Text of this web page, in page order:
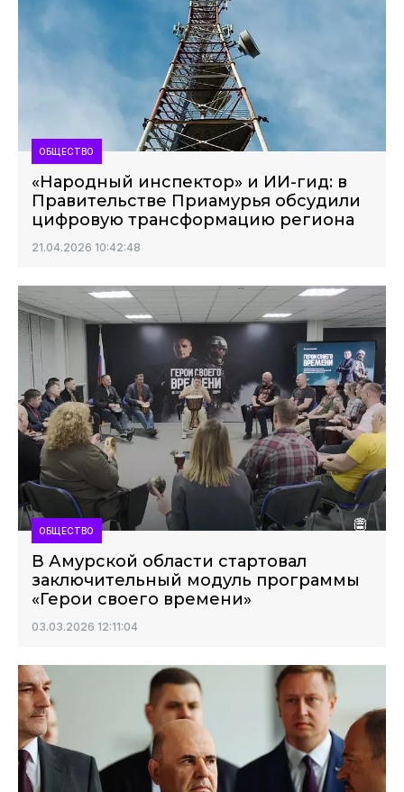
ОБЩЕСТВО
«Народный инспектор» и ИИ-гид: в
Правительстве Приамурья обсудили
цифровую трансформацию региона
21.04.2026 10:42:48
ОБЩЕСТВО
В Амурской области стартовал
заключительный модуль программы
«Герои своего времени»
03.03.2026 12:11:04